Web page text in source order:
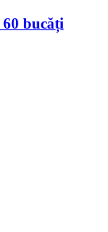
60 bucăți